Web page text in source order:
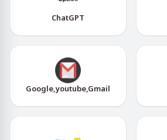
ChatGPT
Google,youtube,Gmail